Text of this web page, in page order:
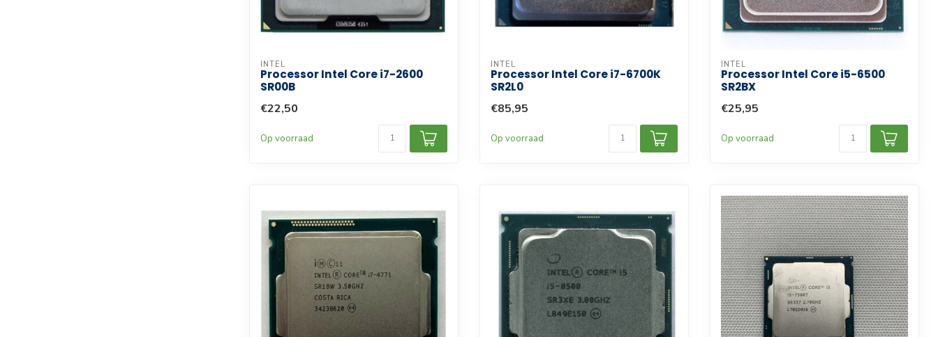
INTEL
Processor Intel Core i7-2600
SR00B
€22,50
Op voorraad
INTEL
Processor Intel Core i7-6700K
SR2L0
€85,95
Op voorraad
INTEL
Processor Intel Core i5-6500
SR2BX
€25,95
Op voorraad